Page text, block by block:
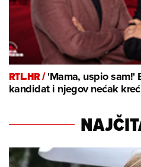
RTL.HR /'Mama, uspio sam!'
kandidat i njegov nećak